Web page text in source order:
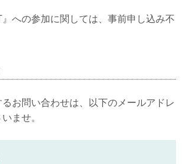
の皆さまと分かち合う、一夜限りの後夜
容をご確認の上、以下のフォーム...
への参加に関しては、事前申し込み不
お問い合わせは、以下のメールアドレ
ませ。